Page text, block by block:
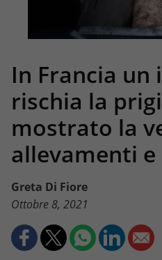
In Francia
rischia la
mostrato la
allevamenti
Greta Di Fiore
Ottobre 8, 2021